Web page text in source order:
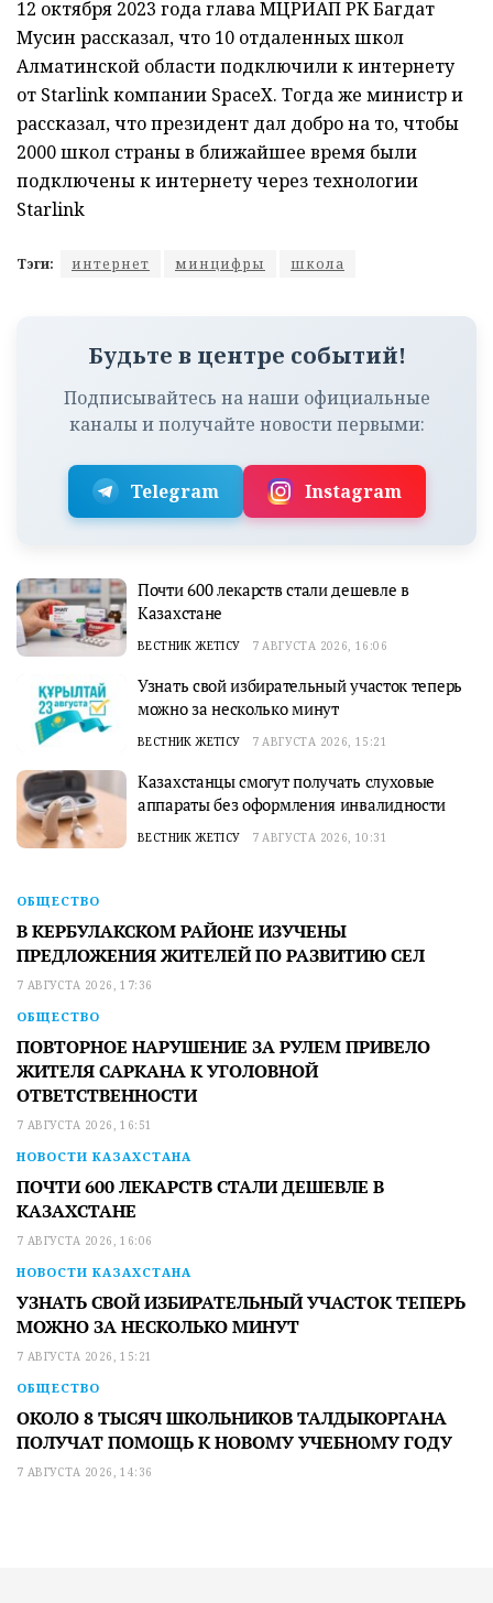
12 октября 2023 года глава МЦРИАП РК Багдат
Мусин рассказал, что 10 отдаленных школ
Алматинской области подключили к интернету
от Starlink компании SpaceX. Тогда же министр и
рассказал, что президент дал добро на то, чтобы
2000 школ страны в ближайшее время были
подключены к интернету через технологии
Starlink
Тэги: интернет минцифры школа
Будьте в центре событий!
Подписывайтесь на наши официальные
каналы и получайте новости первыми:
Telegram Instagram
Почти 600 лекарств стали дешевле в
Казахстане
ВЕСТНИК ЖЕТІСУ 7 АВГУСТА 2026, 16:06
Узнать свой избирательный участок теперь
можно за несколько минут
ВЕСТНИК ЖЕТІСУ 7 АВГУСТА 2026, 15:21
Казахстанцы смогут получать слуховые
аппараты без оформления инвалидности
ВЕСТНИК ЖЕТІСУ 7 АВГУСТА 2026, 10:31
ОБЩЕСТВО
В КЕРБУЛАКСКОМ РАЙОНЕ ИЗУЧЕНЫ
ПРЕДЛОЖЕНИЯ ЖИТЕЛЕЙ ПО РАЗВИТИЮ СЕЛ
7 АВГУСТА 2026, 17:36
ОБЩЕСТВО
ПОВТОРНОЕ НАРУШЕНИЕ ЗА РУЛЕМ ПРИВЕЛО
ЖИТЕЛЯ САРКАНА К УГОЛОВНОЙ
ОТВЕТСТВЕННОСТИ
7 АВГУСТА 2026, 16:51
НОВОСТИ КАЗАХСТАНА
ПОЧТИ 600 ЛЕКАРСТВ СТАЛИ ДЕШЕВЛЕ В
КАЗАХСТАНЕ
7 АВГУСТА 2026, 16:06
НОВОСТИ КАЗАХСТАНА
УЗНАТЬ СВОЙ ИЗБИРАТЕЛЬНЫЙ УЧАСТОК ТЕПЕРЬ
МОЖНО ЗА НЕСКОЛЬКО МИНУТ
7 АВГУСТА 2026, 15:21
ОБЩЕСТВО
ОКОЛО 8 ТЫСЯЧ ШКОЛЬНИКОВ ТАЛДЫКОРГАНА
ПОЛУЧАТ ПОМОЩЬ К НОВОМУ УЧЕБНОМУ ГОДУ
7 АВГУСТА 2026, 14:36